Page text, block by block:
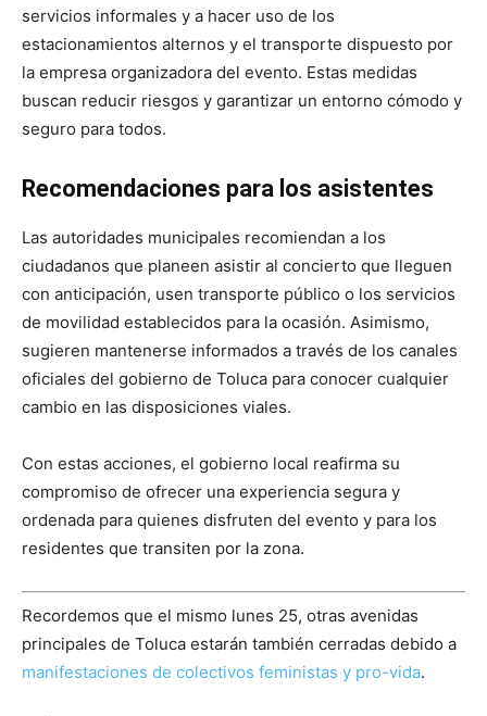
servicios informales y a hacer uso de los
estacionamientos alternos y el transporte dispuesto por
la empresa organizadora del evento. Estas medidas
buscan reducir riesgos y garantizar un entorno cómodo y
seguro para todos.
Recomendaciones para los asistentes
Las autoridades municipales recomiendan a los
ciudadanos que planeen asistir al concierto que lleguen
con anticipación, usen transporte público o los servicios
de movilidad establecidos para la ocasión. Asimismo,
sugieren mantenerse informados a través de los canales
oficiales del gobierno de Toluca para conocer cualquier
cambio en las disposiciones viales.
Con estas acciones, el gobierno local reafirma su
compromiso de ofrecer una experiencia segura y
ordenada para quienes disfruten del evento y para los
residentes que transiten por la zona.
Recordemos que el mismo lunes 25, otras avenidas
principales de Toluca estarán también cerradas debido a
manifestaciones de colectivos feministas y pro-vida.